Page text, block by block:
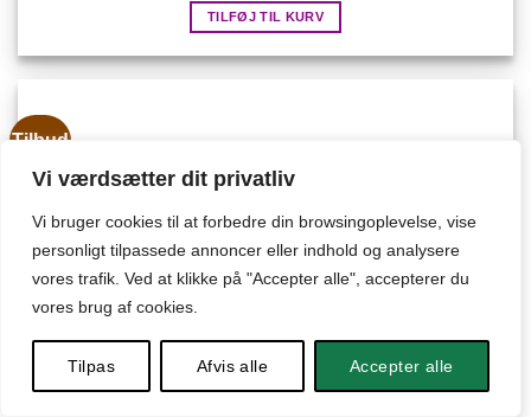
Vi værdsætter dit privatliv
Vi bruger cookies til at forbedre din browsingoplevelse, vise
personligt tilpassede annoncer eller indhold og analysere
vores trafik. Ved at klikke på "Accepter alle", accepterer du
vores brug af cookies.
Tilpas Afvis alle Accepter alle
pris
var:
pris
er:
TILFØJ TIL KURV
Tilbud